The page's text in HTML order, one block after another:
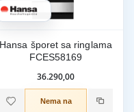
Hansa šporet sa ringlama
FCES58169
36.290,00
Nema na